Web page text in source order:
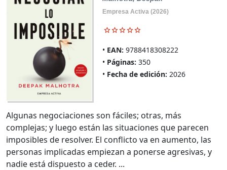
Empresa Activa (2026)
EAN: 9788418308222
Páginas: 350
Fecha de edición: 2026
Algunas negociaciones son fáciles; otras, más
complejas; y luego están las situaciones que parecen
imposibles de resolver. El conflicto va en aumento, las
personas implicadas empiezan a ponerse agresivas, y
nadie está dispuesto a ceder. ...